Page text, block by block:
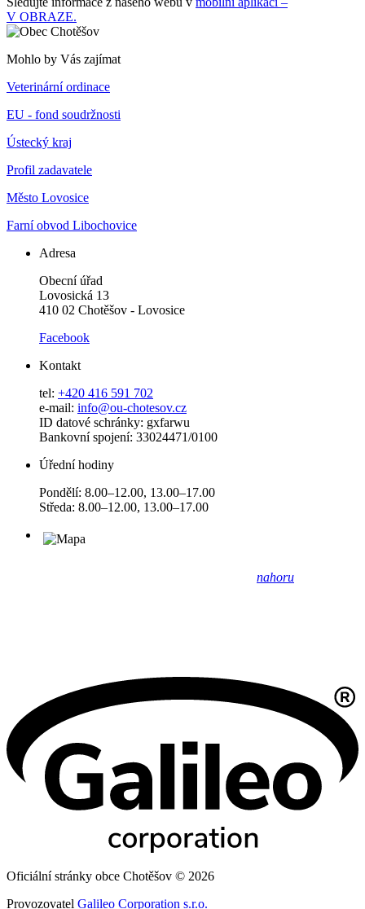
V OBRAZE.
Mohlo by Vás zajímat
Veterinární ordinace
EU - fond soudržnosti
Ústecký kraj
Profil zadavatele
Město Lovosice
Farní obvod Libochovice
Adresa
Obecní úřad
Lovosická 13
410 02 Chotěšov - Lovosice
Facebook
Kontakt
tel: +420 416 591 702
e-mail: info@ou-chotesov.cz
ID datové schránky: gxfarwu
Bankovní spojení: 33024471/0100
Úřední hodiny
Pondělí: 8.00–12.00, 13.00–17.00
Středa: 8.00–12.00, 13.00–17.00
nahoru
Oficiální stránky obce Chotěšov © 2026
Provozovatel Galileo Corporation s.r.o.